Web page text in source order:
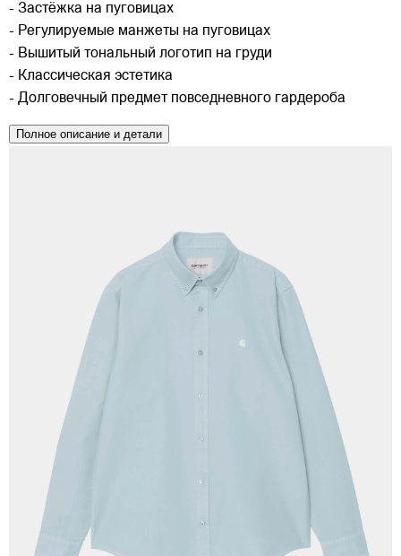
- Застёжка на пуговицах
- Регулируемые манжеты на пуговицах
- Вышитый тональный логотип на груди
- Классическая эстетика
- Долговечный предмет повседневного гардероба
Полное описание и детали